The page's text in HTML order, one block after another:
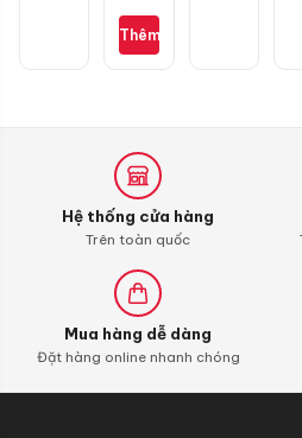
Scooter
10W30
ga
Honda
Thêm
Hệ thống cửa hàng
Trên toàn quốc
Mua hàng dễ dàng
Đặt hàng online nhanh chóng